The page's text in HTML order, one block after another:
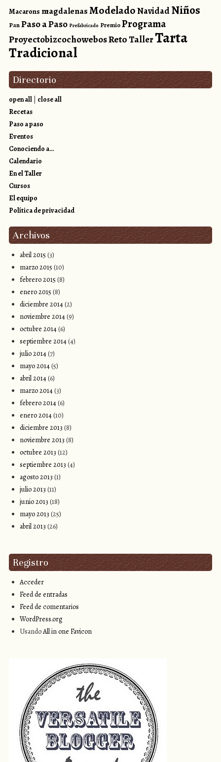
Macarons magdalenasModeladoNavidadNiños
PanPaso a Paso Prefabricado PremioPrograma
ProyectobizcochowebosReto TallerTarta
Tradicional
Directorio
open all| close all
Recetas
Paso a paso
Eventos
Conociendo a…
Calendario
En el Taller
Cursos
El equipo
Política de privacidad
Archivos
abril 2015 (3)
marzo 2015 (10)
febrero 2015 (8)
enero 2015 (8)
diciembre 2014(2)
noviembre 2014(9)
octubre 2014(6)
septiembre 2014(4)
julio 2014(7)
mayo 2014(5)
abril 2014(6)
marzo 2014(3)
febrero 2014(6)
enero 2014(10)
diciembre 2013 (8)
noviembre 2013 (8)
octubre 2013 (12)
septiembre 2013 (4)
agosto 2013 (1)
julio 2013 (11)
junio 2013 (18)
mayo 2013 (25)
abril 2013 (26)
Registro
Acceder
Feed de entradas
Feed de comentarios
WordPress.org
UsandoAll in one Favicon